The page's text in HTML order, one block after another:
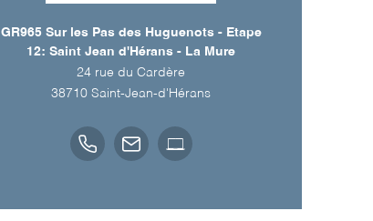
GR965 Sur les Pas des Huguenots - Etape
12: Saint Jean d'Hérans - La Mure
24 rue du Cardère
38710 Saint-Jean-d'Hérans